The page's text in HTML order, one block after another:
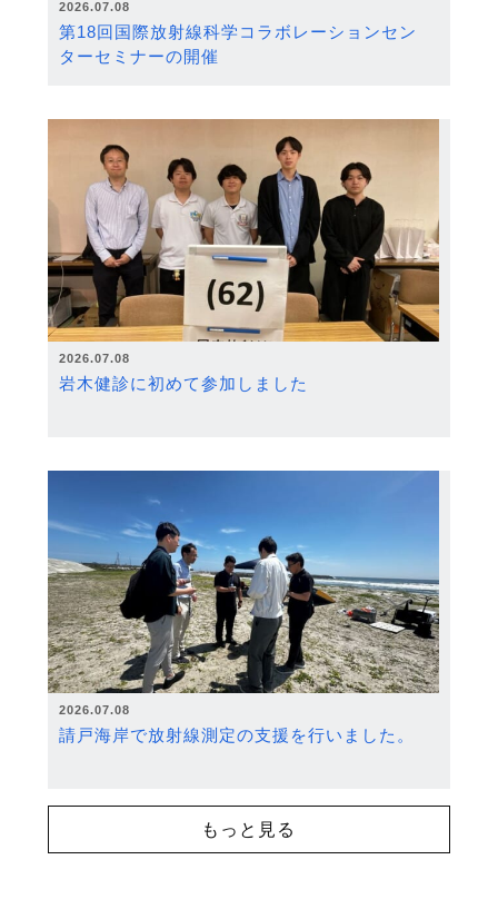
2026.07.08
第18回国際放射線科学コラボレーションセン
ターセミナーの開催
2026.07.08
岩木健診に初めて参加しました
2026.07.08
請戸海岸で放射線測定の支援を行いました。
もっと見る